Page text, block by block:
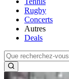
Rugby
Concerts
Autres
Deals